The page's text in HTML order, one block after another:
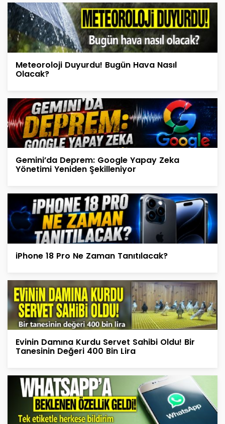
Meteoroloji Duyurdu! Bugün Hava Nasıl
Olacak?
Gemini’da Deprem: Google Yapay Zeka
Yönetimi Yeniden Şekilleniyor
iPhone 18 Pro Ne Zaman Tanıtılacak?
Evinin Damına Kurdu Servet Sahibi Oldu! Bir
Tanesinin Değeri 400 Bin Lira